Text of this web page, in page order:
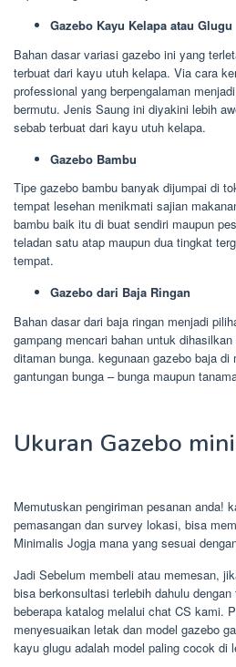
Gazebo Kayu Kelapa atau Glugu
Bahan dasar variasi gazebo ini yang
terbuat dari kayu utuh kelapa. Via cara
professional yang berpengalaman
bermutu. Jenis Saung ini diyakini lebih
sebab terbuat dari kayu utuh kelapa.
Gazebo Bambu
Tipe gazebo bambu banyak dijumpai di
tempat lesehan menikmati sajian
bambu baik itu di buat sendiri maupun
teladan satu atap maupun dua tingkat
tempat.
Gazebo dari Baja Ringan
Bahan dasar dari baja ringan menjadi
gampang mencari bahan untuk
ditaman bunga. kegunaan gazebo baja
gantungan bunga – bunga maupun
Ukuran Gazebo
Memutuskan pengiriman pesanan anda!
pemasangan dan survey lokasi, bisa
Minimalis Jogja mana yang sesuai
Jadi Sebelum membeli atau memesan,
bisa berkonsultasi terlebih dahulu
beberapa katalog melalui chat CS kami.
menyesuaikan letak dan model gazebo
kayu glugu adalah model paling cocok di